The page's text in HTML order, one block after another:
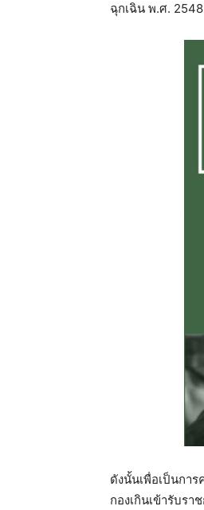
ฉุกเฉิน พ.ศ.
ดังนั้นเพื่อเป็นกา
กองเกินเข้ารับร